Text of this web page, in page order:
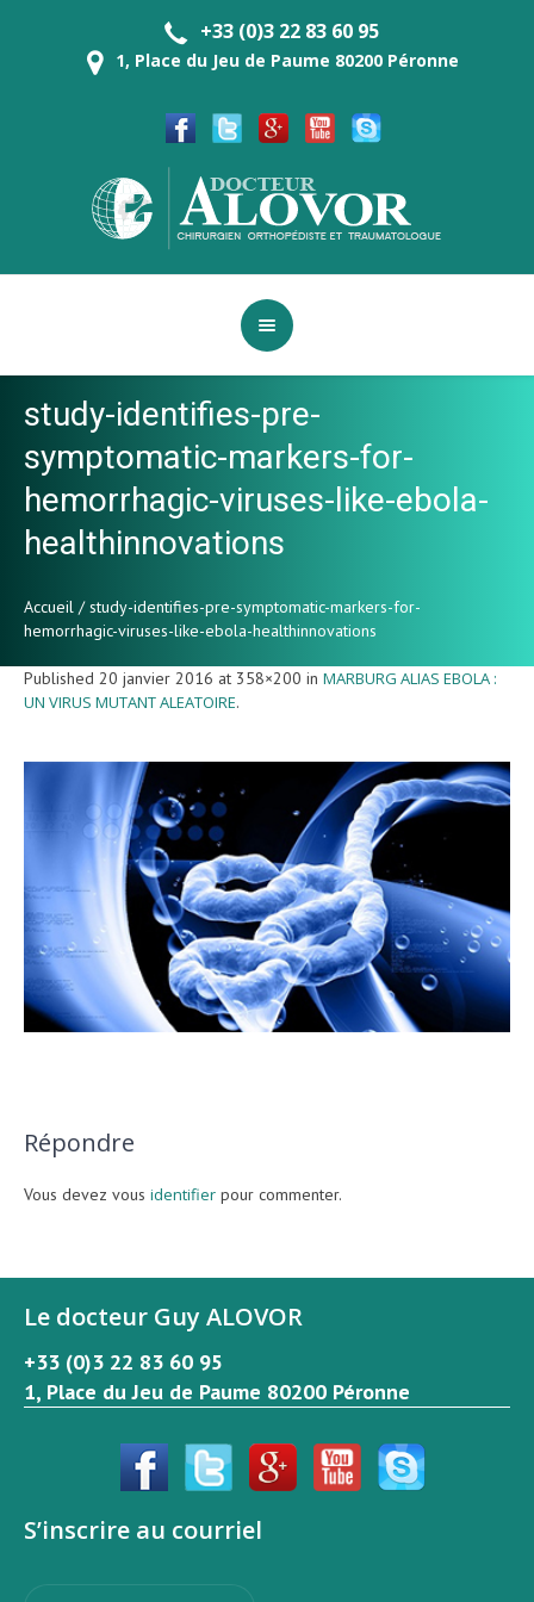
+33 (0)3 22 83 60 95
1, Place du Jeu de Paume 80200 Péronne
study-identifies-pre-
symptomatic-markers-for-
hemorrhagic-viruses-like-ebola-
healthinnovations
Accueil /study-identifies-pre-symptomatic-markers-for-
hemorrhagic-viruses-like-ebola-healthinnovations
Published 20 janvier 2016 at 358×200 in MARBURG ALIAS EBOLA :
UN VIRUS MUTANT ALEATOIRE.
Répondre
Vous devez vous identifier pour commenter.
Le docteur Guy ALOVOR
+33 (0)3 22 83 60 95
1, Place du Jeu de Paume 80200 Péronne
S’inscrire au courriel